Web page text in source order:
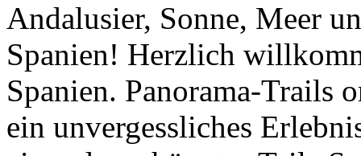
Andalusier, Sonne, Meer
Spanien! Herzlich
Spanien. Panorama-Trails
ein unvergessliches